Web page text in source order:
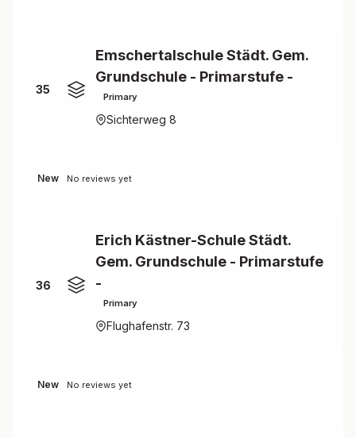
35
Emschertalschule Städt. Gem.
Grundschule - Primarstufe -
Primary
Sichterweg 8
New No reviews yet
36
Erich Kästner-Schule Städt.
Gem. Grundschule - Primarstufe
-
Primary
Flughafenstr. 73
New No reviews yet